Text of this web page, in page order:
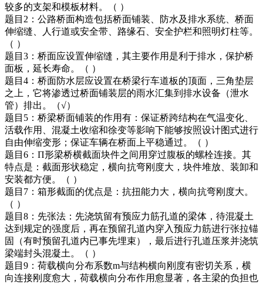
较多的支架和模板材料。（ ）
题目2：公路桥面构造包括桥面铺装、防水及排水系统、桥面
伸缩缝、人行道或安全带、路缘石、安全护栏和照明灯柱等。
（ ）
题目3：桥面应设置伸缩缝，其主要作用是利于排水，保护桥
面板，延长寿命。（ ）
题目4：桥面防水层应设置在桥梁行车道板的顶面，三角垫层
之上，它将渗透过桥面铺装层的雨水汇集到排水设备（泄水
管）排出。（√）
题目5：桥梁桥面铺装的作用有：保证桥跨结构在气温变化、
活载作用、混凝土收缩和徐变等影响下能够按照设计图式进行
自由伸缩变形；保证车辆在桥面上平稳通过。（ ）
题目6：Π形梁桥横截面块件之间用穿过腹板的螺栓连接。其
特点是：截面形状稳定，横向抗弯刚度大，块件堆放、装卸和
安装都方便。（ ）
题目7：箱形截面的优点是：抗扭能力大，横向抗弯刚度大。
（ ）
题目8：先张法：先浇筑留有预应力筋孔道的梁体，待混凝土
达到规定的强度后，再在预留孔道内穿入预应力筋进行张拉锚
固（有时预留孔道内已事先埋束），最后进行孔道压浆并浇筑
梁端封头混凝土。（ ）
题目9：荷载横向分布系数m与结构横向刚度有密切关系，横
向连接刚度愈大，荷载横向分布作用愈显著，各主梁的负担也